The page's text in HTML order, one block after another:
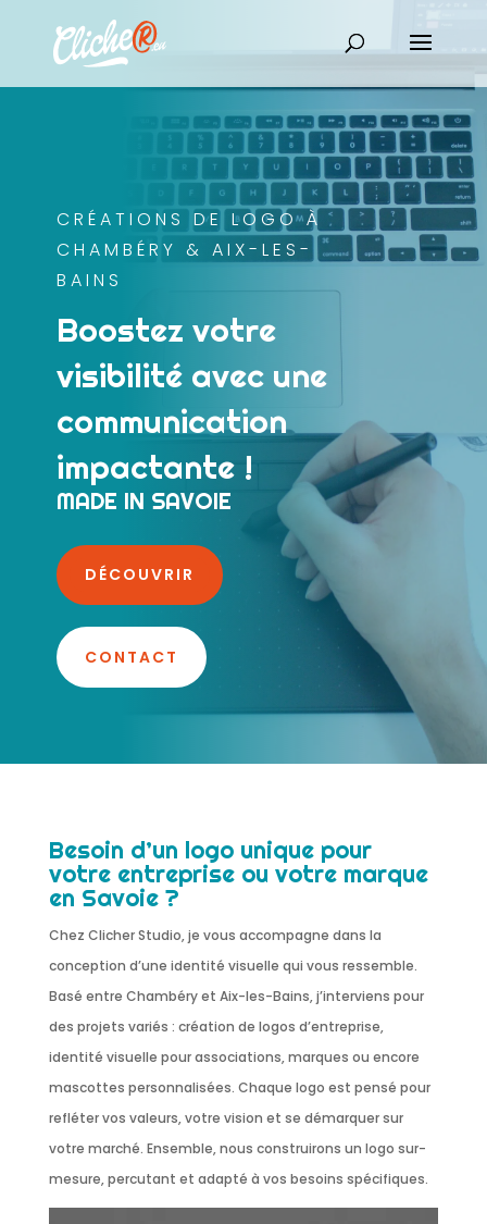
CRÉATIONS DE LOGO À
CHAMBÉRY & AIX-LES-
BAINS
Boostez votre
visibilité avec une
communication
impactante !
MADE IN SAVOIE
DÉCOUVRIR
CONTACT
Besoin d’un logo unique pour
votre entreprise ou votre marque
en Savoie ?
Chez Clicher Studio, je vous accompagne dans la
conception d’une identité visuelle qui vous ressemble.
Basé entre Chambéry et Aix-les-Bains, j’interviens pour
des projets variés : création de logos d’entreprise,
identité visuelle pour associations, marques ou encore
mascottes personnalisées. Chaque logo est pensé pour
refléter vos valeurs, votre vision et se démarquer sur
votre marché. Ensemble, nous construirons un logo sur-
mesure, percutant et adapté à vos besoins spécifiques.